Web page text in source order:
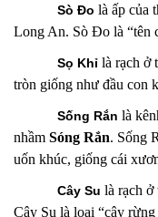
Sò Đo là ấp của
Long An. Sò Đo là “tên
Sọ Khỉ là rạch ở
tròn giống như đầu con
Sống Rắn là
nhầm Sóng Rắn. Sống
uốn khúc, giống cái
Cây Su là rạch
Cây Su là loại “cây